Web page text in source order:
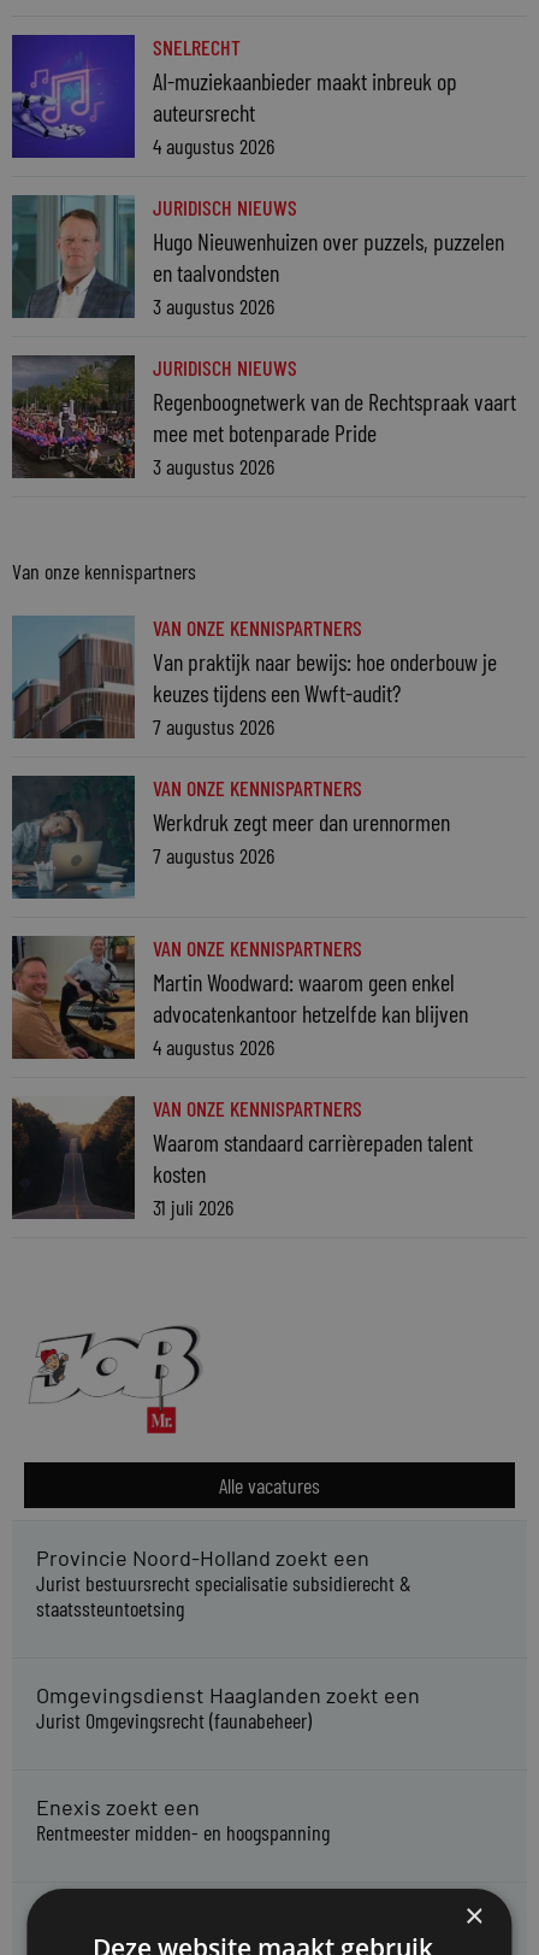
SNELRECHT
AI-muziekaanbieder maakt inbreuk op
auteursrecht
4 augustus 2026
JURIDISCH NIEUWS
Hugo Nieuwenhuizen over puzzels, puzzelen
en taalvondsten
3 augustus 2026
JURIDISCH NIEUWS
Regenboognetwerk van de Rechtspraak vaart
mee met botenparade Pride
3 augustus 2026
Van onze kennispartners
VAN ONZE KENNISPARTNERS
Van praktijk naar bewijs: hoe onderbouw je
keuzes tijdens een Wwft-audit?
7 augustus 2026
VAN ONZE KENNISPARTNERS
Werkdruk zegt meer dan urennormen
7 augustus 2026
VAN ONZE KENNISPARTNERS
Martin Woodward: waarom geen enkel
advocatenkantoor hetzelfde kan blijven
4 augustus 2026
VAN ONZE KENNISPARTNERS
Waarom standaard carrièrepaden talent
kosten
31 juli 2026
Alle vacatures
Provincie Noord-Holland zoekt een
Jurist bestuursrecht specialisatie subsidierecht &
staatssteuntoetsing
Omgevingsdienst Haaglanden zoekt een
Jurist Omgevingsrecht (faunabeheer)
Enexis zoekt een
Rentmeester midden- en hoogspanning
Jurist ruimtelijke planvorming
×
Deze website maakt gebruik